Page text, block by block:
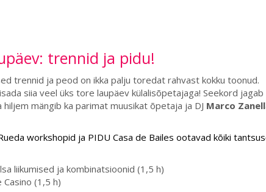
trennid ja pidu!
trennid ja peod on ikka palju toredat rahvast kokku toonud.
siia veel üks tore laupäev külalisõpetajaga! Seekord jagab
mängib ka parimat muusikat õpetaja ja DJ Marco
workshopid ja PIDU Casa de Bailes ootavad kõiki
liikumised ja kombinatsioonid (1,5 h)
(1,5 h)